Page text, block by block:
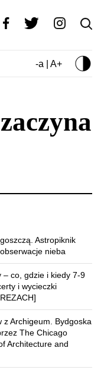
-a | A+
Astropiknik
nieba
– co, gdzie i kiedy 7-9
i wycieczki
z Archigeum. Bydgoska
The Chicago
Architecture and